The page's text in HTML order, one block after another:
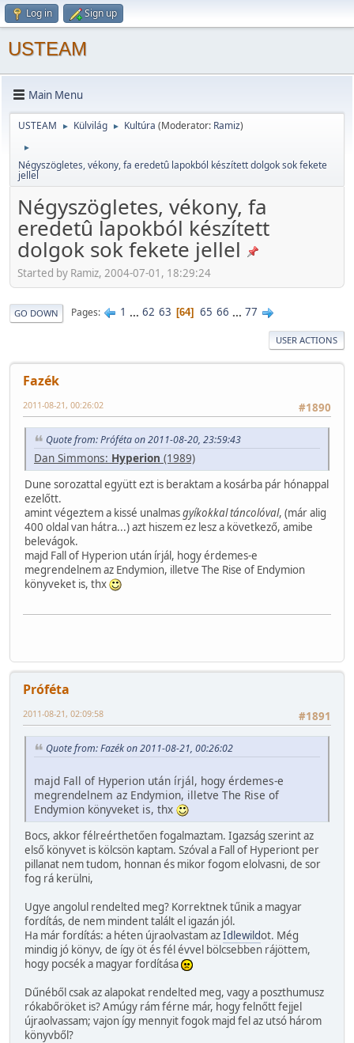
Log in Sign up
USTEAM
Main Menu
USTEAM ► Külvilág ► Kultúra (Moderator: Ramiz)
►
Négyszögletes, vékony, fa eredetû lapokból készített dolgok sok fekete
jellel
Négyszögletes, vékony, fa
eredetû lapokból készített
dolgok sok fekete jellel
Started by Ramiz, 2004-07-01, 18:29:24
GO DOWN Pages 1 ... 62 63 64 65 66 ... 77
USER ACTIONS
Fazék
#1890
2011-08-21, 00:26:02
Quote from: Próféta on 2011-08-20, 23:59:43
Dan Simmons: Hyperion (1989)
Dune sorozattal együtt ezt is beraktam a kosárba pár hónappal
ezelőtt.
amint végeztem a kissé unalmasgyíkokkal táncolóval, (már alig
400 oldal van hátra...) azt hiszem ez lesz a következő, amibe
belevágok.
majd Fall of Hyperion után írjál, hogy érdemes-e
megrendelnem az Endymion, illetve The Rise of Endymion
könyveket is, thx
Próféta
#1891
2011-08-21, 02:09:58
Quote from: Fazék on 2011-08-21, 00:26:02
majd Fall of Hyperion után írjál, hogy érdemes-e
megrendelnem az Endymion, illetve The Rise of
Endymion könyveket is, thx
Bocs, akkor félreérthetően fogalmaztam. Igazság szerint az
első könyvet is kölcsön kaptam. Szóval a Fall of Hyperiont per
pillanat nem tudom, honnan és mikor fogom elolvasni, de sor
fog rá kerülni,
Ugye angolul rendelted meg? Korrektnek tűnik a magyar
fordítás, de nem mindent talált el igazán jól.
Ha már fordítás: a héten újraolvastam azIdlewildot. Még
mindig jó könyv, de így öt és fél évvel bölcsebben rájöttem,
hogy pocsék a magyar fordítása
Dűnéből csak az alapokat rendelted meg, vagy a poszthumusz
rókabőröket is? Amúgy rám férne már, hogy felnőtt fejjel
újraolvassam; vajon így mennyit fogok majd fel az utsó három
könyvből?